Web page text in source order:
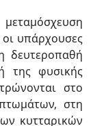
υπάρχουσες
δευτεροπαθή
της φυσικής
στο
στη
κυτταρικών